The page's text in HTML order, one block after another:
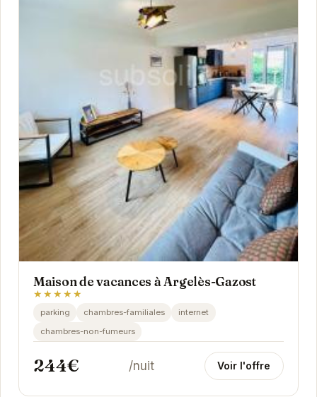
Maison de vacances à Argelès-Gazost
★★★★★
parking chambres-familiales
internet
chambres-non-fumeurs
244€ /nuit Voir l'offre